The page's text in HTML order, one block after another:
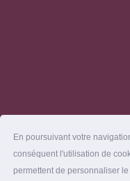
En poursuivant votre
conséquent l'utilisation de
permettent de personnaliser